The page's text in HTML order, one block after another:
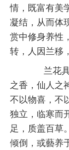
情，既富有美
凝结，从而体
赏中修身养性
转，人因兰移
兰花
之香，仙人之
不以物喜，不
独立，临寒而
足，质盖百草
倾倒，或藝养